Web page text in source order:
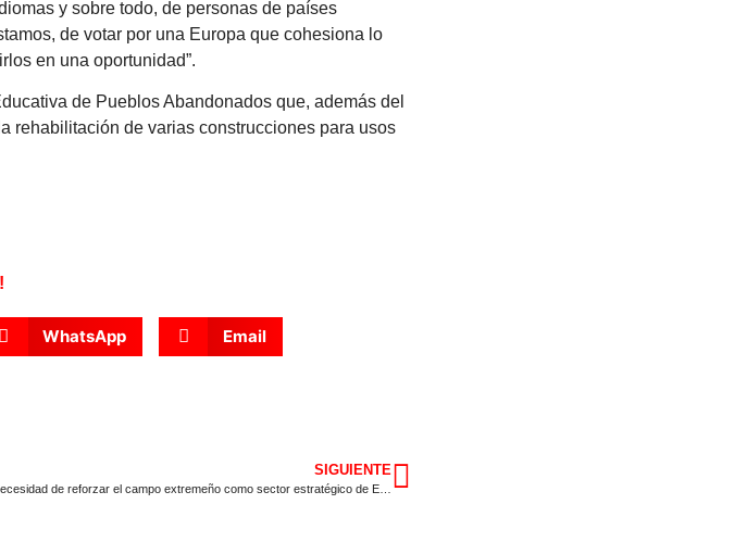
y sobre todo, de personas de países
de votar por una Europa que cohesiona lo
en una oportunidad”.
de Pueblos Abandonados que, además del
rehabilitación de varias construcciones para usos
WhatsApp Email
SIGUIENTE